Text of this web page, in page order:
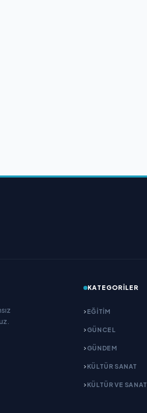
KATEGORILER
EĞITIM
GÜNCEL
GÜNDEM
KÜLTÜR SANAT
KÜLTÜR VE SANAT